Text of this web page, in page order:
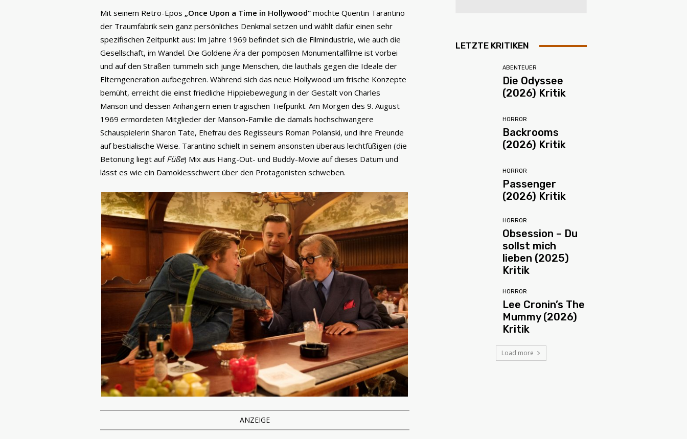
Mit seinem Retro-Epos „Once Upon a Time in Hollywood“ möchte Quentin Tarantino
der Traumfabrik sein ganz persönliches Denkmal setzen und wählt dafür einen sehr
spezifischen Zeitpunkt aus: Im Jahre 1969 befindet sich die Filmindustrie, wie auch die
Gesellschaft, im Wandel. Die Goldene Ära der pompösen Monumentalfilme ist vorbei
und auf den Straßen tummeln sich junge Menschen, die lauthals gegen die Ideale der
Elterngeneration aufbegehren. Während sich das neue Hollywood um frische Konzepte
bemüht, erreicht die einst friedliche Hippiebewegung in der Gestalt von Charles
Manson und dessen Anhängern einen tragischen Tiefpunkt. Am Morgen des 9. August
1969 ermordeten Mitglieder der Manson-Familie die damals hochschwangere
Schauspielerin Sharon Tate, Ehefrau des Regisseurs Roman Polanski, und ihre Freunde
auf bestialische Weise. Tarantino schielt in seinem ansonsten überaus leichtfüßigen (die
Betonung liegt auf Füße) Mix aus Hang-Out- und Buddy-Movie auf dieses Datum und
lässt es wie ein Damoklesschwert über den Protagonisten schweben.
ANZEIGE
LETZTE KRITIKEN
ABENTEUER
Die Odyssee
(2026) Kritik
HORROR
Backrooms
(2026) Kritik
HORROR
Passenger
(2026) Kritik
HORROR
Obsession – Du
sollst mich
lieben (2025)
Kritik
HORROR
Lee Cronin’s The
Mummy (2026)
Kritik
Load more